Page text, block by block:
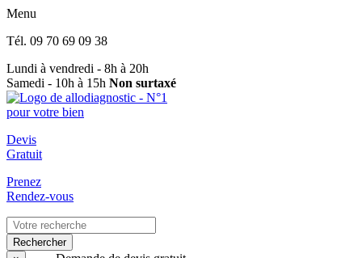
Menu
Tél. 09 70 69 09 38
Lundi à vendredi - 8h à 20h
Samedi - 10h à 15h Non surtaxé
Devis
Gratuit
Prenez
Rendez-vous
Rechercher